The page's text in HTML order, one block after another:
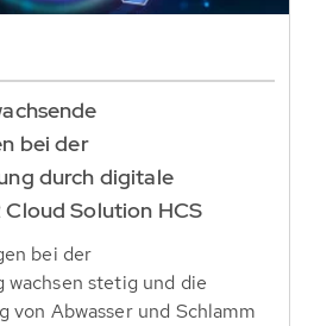
bei der
durch digitale
Cloud Solution HCS
bei der
wachsen stetig und die
von Abwasser und Schlamm